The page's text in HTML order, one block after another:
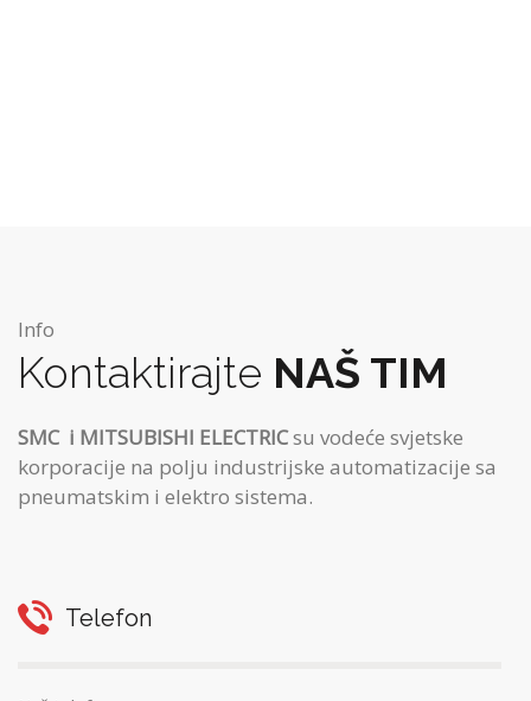
Info
Kontaktirajte NAŠ TIM
SMC i MITSUBISHI ELECTRICsu vodeće svjetske
korporacije na polju industrijske automatizacije sa
pneumatskim i elektro sistema.
Telefon